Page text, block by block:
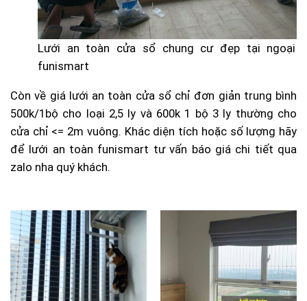
Lưới an toàn cửa sổ chung cư đẹp tại ngoại
funismart
Còn về giá lưới an toàn cửa sổ chỉ đơn giản trung bình
500k/1bộ cho loại 2,5 ly và 600k 1 bộ 3 ly thường cho
cửa chỉ <= 2m vuông. Khác diện tích hoặc số lượng hãy
để lưới an toàn funismart tư vấn báo giá chi tiết qua
zalo nha quý khách.